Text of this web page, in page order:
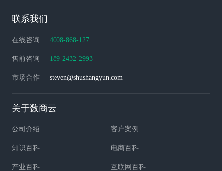
联系我们
在线咨询 4008-868-127
售前咨询 189-2432-2993
市场合作 steven@shushangyun.com
关于数商云
公司介绍 客户案例
知识百科 电商百科
产业百科 互联网百科